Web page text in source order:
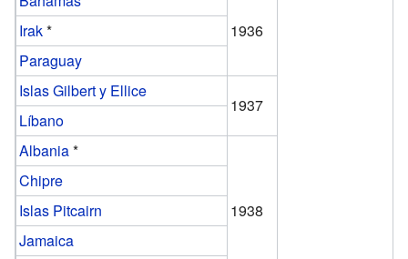
1936
Irak*
Paraguay
Islas Gilbert y Ellice
1937
Líbano
Albania*
1938
Chipre
Islas Pitcairn
Jamaica